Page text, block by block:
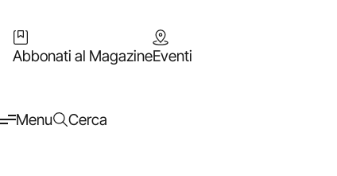
Abbonati al MagazineEventi
Menu Cerca